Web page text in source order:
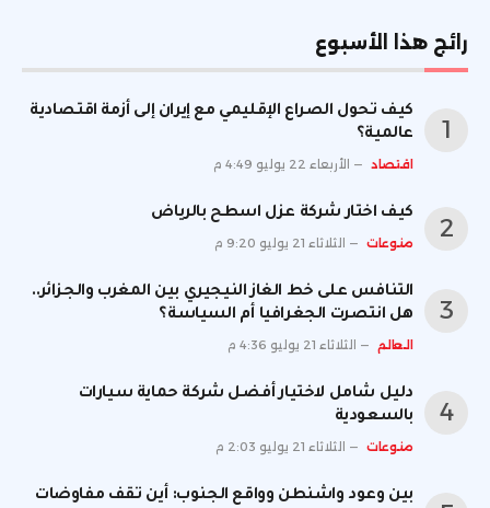
رائج هذا الأسبوع
كيف تحول الصراع الإقليمي مع إيران إلى أزمة اقتصادية
عالمية؟
اقتصاد الأربعاء 22 يوليو 4:49 م
كيف اختار شركة عزل اسطح بالرياض
منوعات الثلاثاء 21 يوليو 9:20 م
التنافس على خط الغاز النيجيري بين المغرب والجزائر..
هل انتصرت الجغرافيا أم السياسة؟
العالم الثلاثاء 21 يوليو 4:36 م
دليل شامل لاختيار أفضل شركة حماية سيارات
بالسعودية
منوعات الثلاثاء 21 يوليو 2:03 م
بين وعود واشنطن وواقع الجنوب: أين تقف مفاوضات